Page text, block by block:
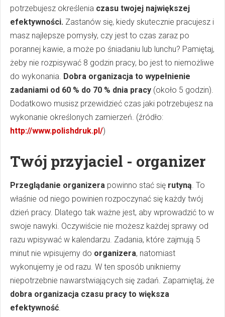
potrzebujesz określenia czasu twojej największej
efektywności. Zastanów się, kiedy skutecznie pracujesz i
masz najlepsze pomysły, czy jest to czas zaraz po
porannej kawie, a może po śniadaniu lub lunchu? Pamiętaj,
żeby nie rozpisywać 8 godzin pracy, bo jest to niemożliwe
do wykonania. Dobra organizacja to wypełnienie
zadaniami od 60 % do 70 % dnia pracy (około 5 godzin).
Dodatkowo musisz przewidzieć czas jaki potrzebujesz na
wykonanie określonych zamierzeń. (źródło:
http://www.polishdruk.pl/)
Twój przyjaciel - organizer
Przeglądanie organizera powinno stać się rutyną. To
właśnie od niego powinien rozpoczynać się każdy twój
dzień pracy. Dlatego tak ważne jest, aby wprowadzić to w
swoje nawyki. Oczywiście nie możesz każdej sprawy od
razu wpisywać w kalendarzu. Zadania, które zajmują 5
minut nie wpisujemy do organizera, natomiast
wykonujemy je od razu. W ten sposób unikniemy
niepotrzebnie nawarstwiających się zadań. Zapamiętaj, że
dobra organizacja czasu pracy to większa
efektywność.